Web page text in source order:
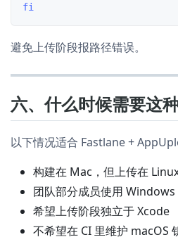
避免上传阶段报路径错误。
六、什么时候需要这
以下情况适合 Fastlane +
构建在 Mac，但上传在
团队部分成员使用 Windows
希望上传阶段独立于 Xcode
不希望在 CI 里维护 macOS